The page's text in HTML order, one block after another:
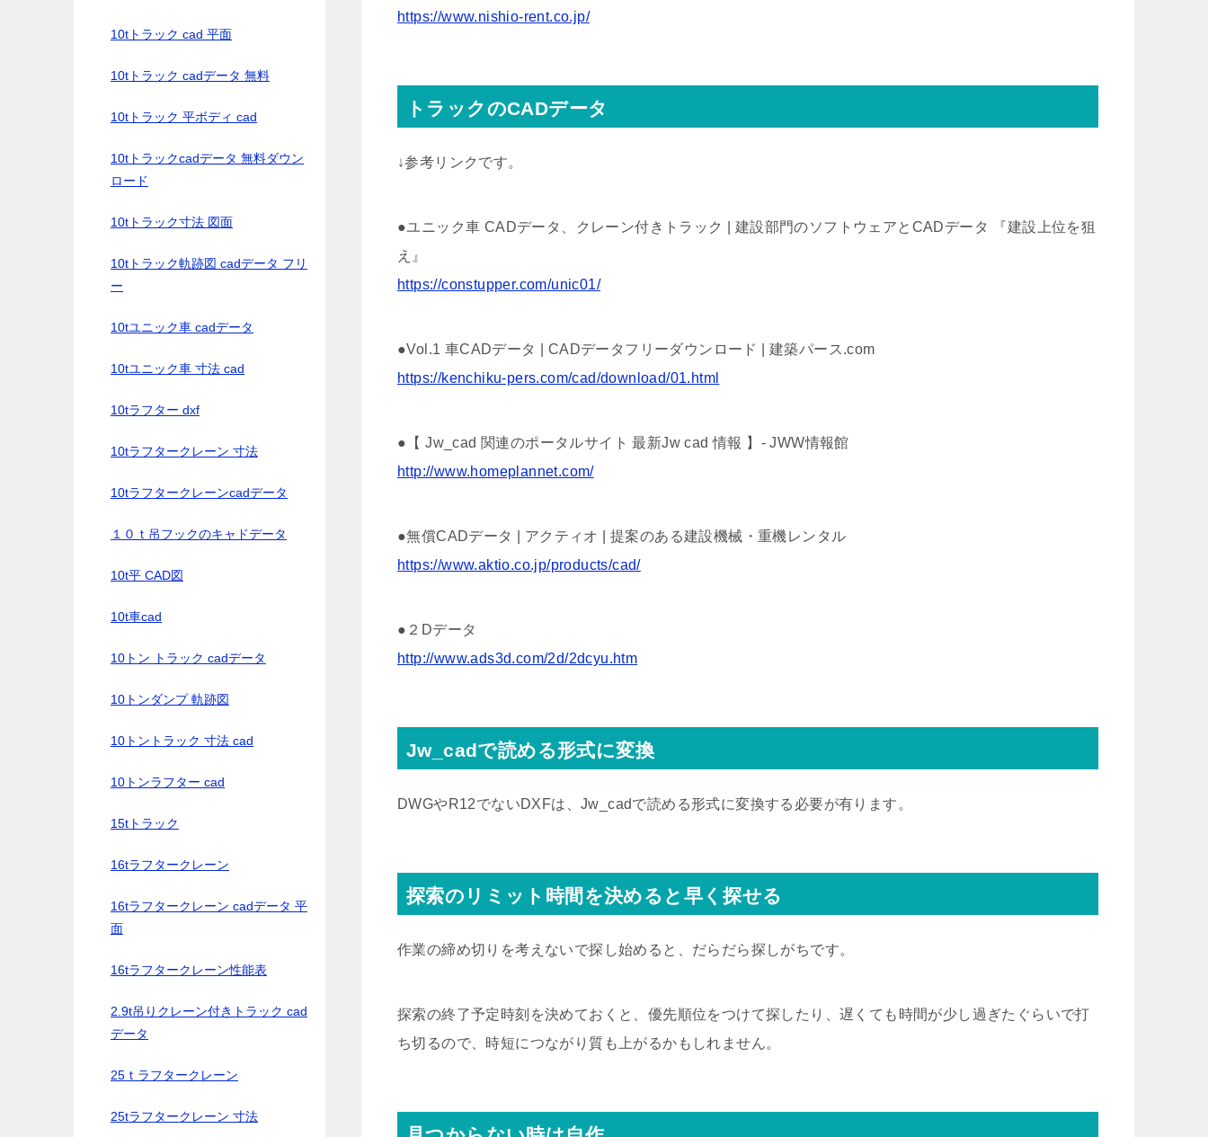
https://www.nishio-rent.co.jp/
トラックのCADデータ
↓参考リンクです。
●ユニック車 CADデータ、クレーン付きトラック | 建設部門のソフトウェアとCADデータ 『建設上位を狙
え』
https://constupper.com/unic01/
●Vol.1 車CADデータ | CADデータフリーダウンロード | 建築パース.com
https://kenchiku-pers.com/cad/download/01.html
●【 Jw_cad 関連のポータルサイト 最新Jw cad 情報 】- JWW情報館
http://www.homeplannet.com/
●無償CADデータ | アクティオ | 提案のある建設機械・重機レンタル
https://www.aktio.co.jp/products/cad/
●２Dデータ
http://www.ads3d.com/2d/2dcyu.htm
Jw_cadで読める形式に変換
DWGやR12でないDXFは、Jw_cadで読める形式に変換する必要が有ります。
探索のリミット時間を決めると早く探せる
作業の締め切りを考えないで探し始めると、だらだら探しがちです。
探索の終了予定時刻を決めておくと、優先順位をつけて探したり、遅くても時間が少し過ぎたぐらいで打
ち切るので、時短につながり質も上がるかもしれません。
10tトラック cad 平面
10tトラック cadデータ 無料
10tトラック 平ボディ cad
10tトラックcadデータ 無料ダウン
ロード
10tトラック寸法 図面
10tトラック軌跡図 cadデータ フリ
ー
10tユニック車 cadデータ
10tユニック車 寸法 cad
10tラフター dxf
10tラフタークレーン 寸法
10tラフタークレーンcadデータ
１０ｔ吊フックのキャドデータ
10t平 CAD図
10t車cad
10トン トラック cadデータ
10トンダンプ 軌跡図
10トントラック 寸法 cad
10トンラフター cad
15tトラック
16tラフタークレーン
16tラフタークレーン cadデータ 平
面
16tラフタークレーン性能表
2.9t吊りクレーン付きトラック cad
データ
25ｔラフタークレーン
25tラフタークレーン 寸法